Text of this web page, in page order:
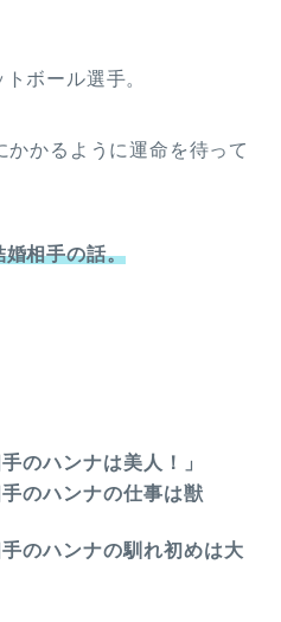
ボール選手。
かるように運命を待って
婚相手の話。
のハンナは美人！」
のハンナの仕事は獣
手のハンナの馴れ初めは大